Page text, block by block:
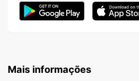
Mais informações